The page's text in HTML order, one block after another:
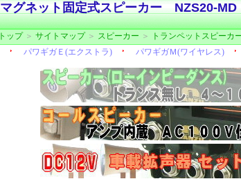
マグネット固定式スピーカー NZS20-
トップ＞ サイトマップ＞ スピーカー ＞ トランペットスピーカ